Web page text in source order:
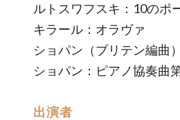
ルトスワフスキ：10のポ
キラール：オラヴァ
ショパン（ブリテン編曲
ショパン：ピアノ協奏曲
出演者